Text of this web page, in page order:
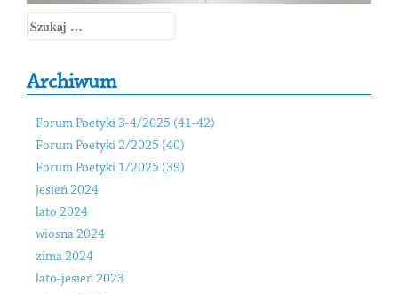
Szukaj:
Archiwum
Forum Poetyki 3-4/2025 (41-42)
Forum Poetyki 2/2025 (40)
Forum Poetyki 1/2025 (39)
jesień 2024
lato 2024
wiosna 2024
zima 2024
lato-jesień 2023